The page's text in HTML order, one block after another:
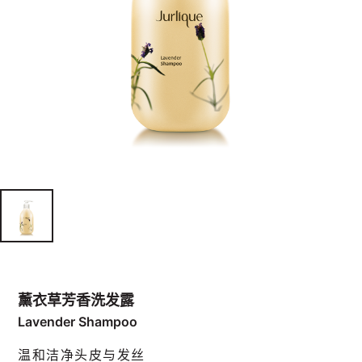
薰衣草芳香洗发露
Lavender Shampoo
温和洁净头皮与发丝